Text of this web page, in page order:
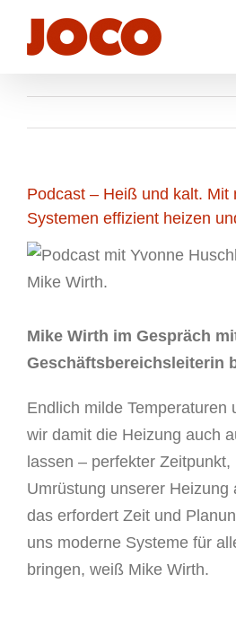
Inhalt
Podcast – Heiß und kalt. Mit
Systemen effizient heizen
Mike Wirth im Gespräch
Geschäftsbereichsleiterin
Endlich milde Temperaturen
wir damit die Heizung auch
lassen – perfekter Zeitpunkt,
Umrüstung unserer Heizung
das erfordert Zeit und
uns moderne Systeme für
bringen, weiß Mike Wirth.